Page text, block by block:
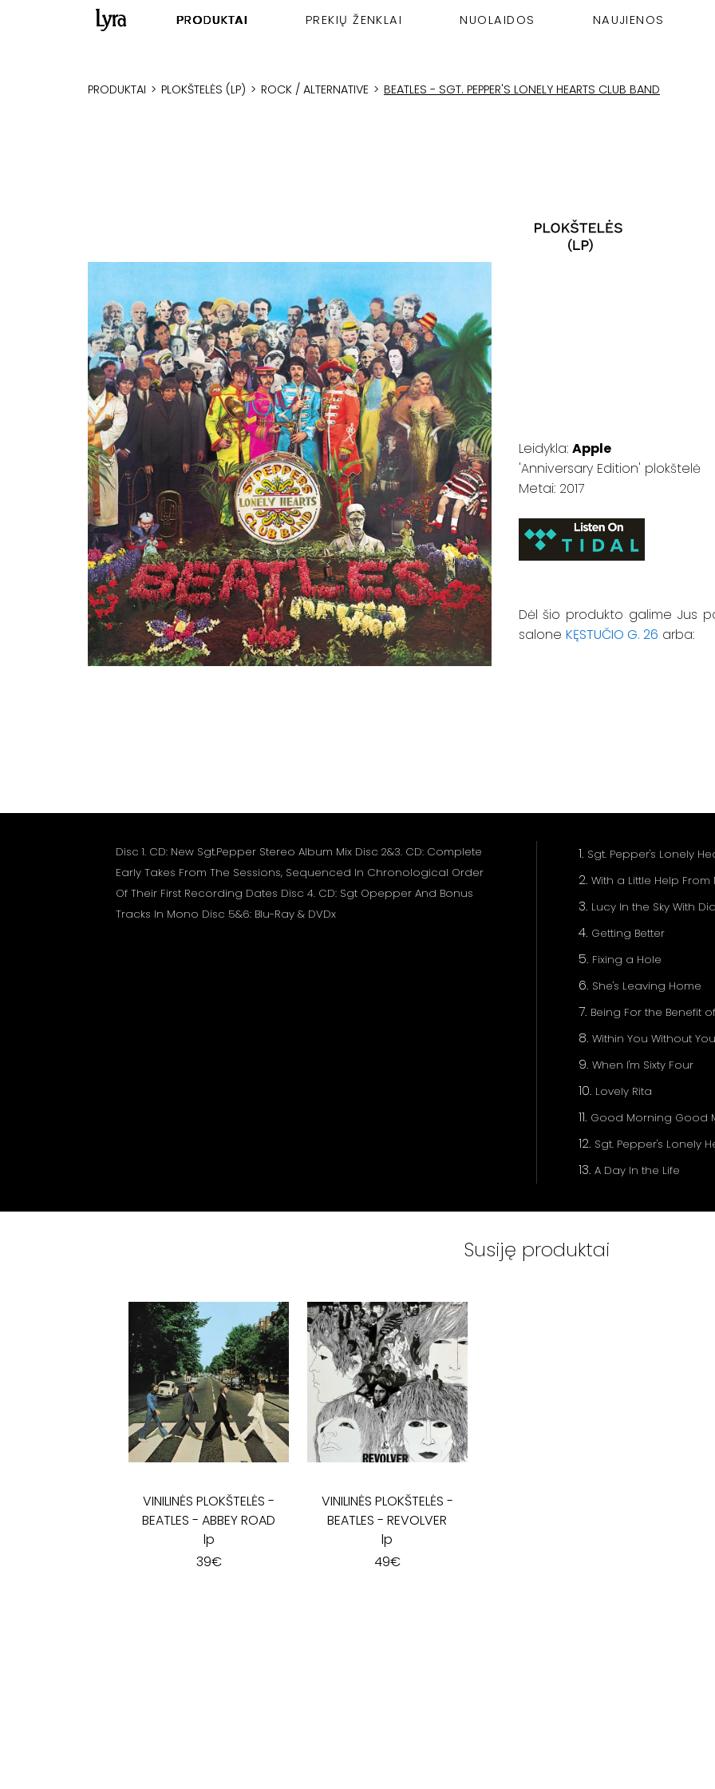
PRODUKTAI PREKIŲ ŽENKLAI NUOLAIDOS NAUJIENOS
PRODUKTAI > PLOKŠTELĖS (LP) > ROCK / ALTERNATIVE > BEATLES - SGT. PEPPER'S LONELY HEARTS CLUB BAND
Leidykla: Apple
'Anniversary Edition' plokštelė
Metai: 2017
Dėl šio produkto galime Jus
salone KĘSTUČIO G. 26 arba:
Disc 1. CD: New Sgt.Pepper Stereo Album Mix Disc 2&3. CD: Complete
Early Takes From The Sessions, Sequenced In Chronological Order
Of Their First Recording Dates Disc 4. CD: Sgt Opepper And Bonus
Tracks In Mono Disc 5&6: Blu-Ray & DVDx
Sgt. Pepper's Lonely
With a Little Help From
Lucy In the Sky With
Getting Better
Fixing a Hole
She's Leaving Home
Being For the Benefit of
Within You Without You
When I'm Sixty Four
Lovely Rita
Good Morning Good
Sgt. Pepper's Lonely
A Day In the Life
Susiję produktai
VINILINĖS PLOKŠTELĖS-
BEATLES - ABBEY ROAD
lp
39€
VINILINĖS PLOKŠTELĖS -
BEATLES - REVOLVER
lp
49€